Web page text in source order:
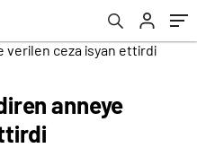
anneye